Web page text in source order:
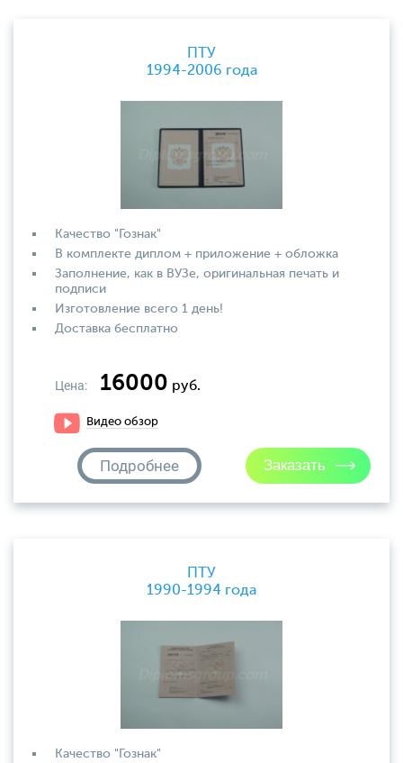
ПТУ
1994-2006 года
Качество "Гознак"
В комплекте диплом + приложение + обложка
Заполнение, как в ВУЗе, оригинальная печать и
подписи
Изготовление всего 1 день!
Доставка бесплатно
Цена: 16000 руб.
Видео обзор
Подробнее
ПТУ
1990-1994 года
Качество "Гознак"